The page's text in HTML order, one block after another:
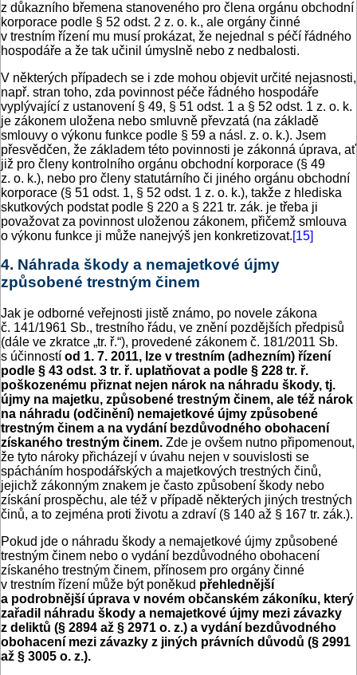
z důkazního břemena stanoveného pro člena orgánu obchodní
korporace podle § 52 odst. 2 z. o. k., ale orgány činné
v trestním řízení mu musí prokázat, že nejednal s péčí řádného
hospodáře a že tak učinil úmyslně nebo z nedbalosti.
V některých případech se i zde mohou objevit určité nejasnosti,
např. stran toho, zda povinnost péče řádného hospodáře
vyplývající z ustanovení § 49, § 51 odst. 1 a § 52 odst. 1 z. o. k.
je zákonem uložena nebo smluvně převzatá (na základě
smlouvy o výkonu funkce podle § 59 a násl. z. o. k.). Jsem
přesvědčen, že základem této povinnosti je zákonná úprava, ať
již pro členy kontrolního orgánu obchodní korporace (§ 49
z. o. k.), nebo pro členy statutárního či jiného orgánu obchodní
korporace (§ 51 odst. 1, § 52 odst. 1 z. o. k.), takže z hlediska
skutkových podstat podle § 220 a § 221 tr. zák. je třeba ji
považovat za povinnost uloženou zákonem, přičemž smlouva
o výkonu funkce ji může nanejvýš jen konkretizovat.[15]
4. Náhrada škody a nemajetkové újmy
způsobené trestným činem
Jak je odborné veřejnosti jistě známo, po novele zákona
č. 141/1961 Sb., trestního řádu, ve znění pozdějších předpisů
(dále ve zkratce „tr. ř.“), provedené zákonem č. 181/2011 Sb.
s účinností od 1. 7. 2011, lze v trestním (adhezním) řízení
podle § 43 odst. 3 tr. ř. uplatňovat a podle § 228 tr. ř.
poškozenému přiznat nejen nárok na náhradu škody, tj.
újmy na majetku, způsobené trestným činem, ale též nárok
na náhradu (odčinění) nemajetkové újmy způsobené
trestným činem a na vydání bezdůvodného obohacení
získaného trestným činem. Zde je ovšem nutno připomenout,
že tyto nároky přicházejí v úvahu nejen v souvislosti se
spácháním hospodářských a majetkových trestných činů,
jejichž zákonným znakem je často způsobení škody nebo
získání prospěchu, ale též v případě některých jiných trestných
činů, a to zejména proti životu a zdraví (§ 140 až § 167 tr. zák.).
Pokud jde o náhradu škody a nemajetkové újmy způsobené
trestným činem nebo o vydání bezdůvodného obohacení
získaného trestným činem, přínosem pro orgány činné
v trestním řízení může být poněkud přehlednější
a podrobnější úprava v novém občanském zákoníku, který
zařadil náhradu škody a nemajetkové újmy mezi závazky
z deliktů (§ 2894 až § 2971 o. z.) a vydání bezdůvodného
obohacení mezi závazky z jiných právních důvodů (§ 2991
až § 3005 o. z.).